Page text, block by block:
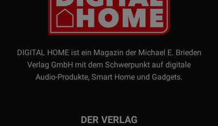
DIGITAL HOME ist ein Magazin der Michael E. Brieden
Verlag GmbH mit dem Schwerpunkt auf digitale
Audio-Produkte, Smart Home und Gadgets.
DER VERLAG